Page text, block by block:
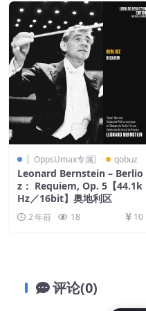
〖OppsUmax专属〗 qobuz
Leonard Bernstein – Berlio
z： Requiem, Op. 5【44.1k
Hz／16bit】奥地利区
2 年前 18 10
评论(0)